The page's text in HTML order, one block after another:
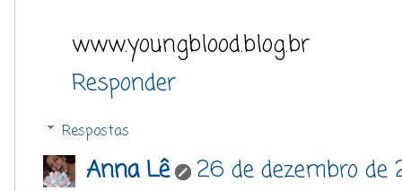
www.youngblood.blog.br
Responder
Respostas
Anna Lê
26 de dezembro de